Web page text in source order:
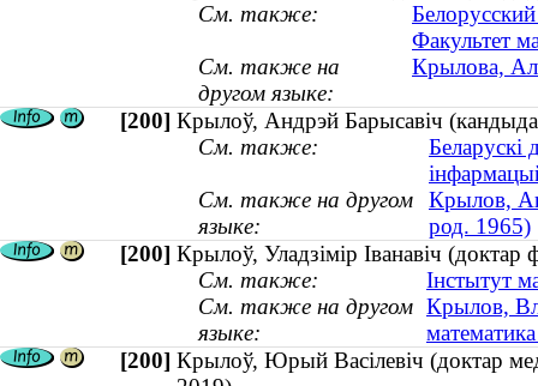
См. также:
Факультет
См. также на
другом языке:
Крылова,
[200] Крылоў, Андрэй Барысавіч
См. также:
Беларускі
См. также на другом
языке:
Крылов,
род. 1965)
[200] Крылоў, Уладзімір Іванавіч
См. также:
Інстытут
См. также на другом
языке:
Крылов,
[200] Крылоў, Юрый Васілевіч (доктар